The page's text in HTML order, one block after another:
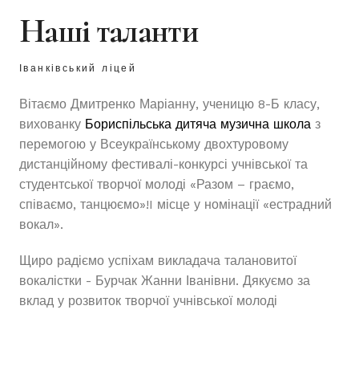
Наші таланти
Іванківський ліцей
Вітаємо Дмитренко Маріанну, ученицю 8-Б класу,
вихованку Бориспільська дитяча музична школа з
перемогою у Всеукраїнському двохтуровому
дистанційному фестивалі-конкурсі учнівської та
студентської творчої молоді «Разом – граємо,
співаємо, танцюємо»!I місце у номінації «естрадний
вокал».
Щиро радіємо успіхам викладача талановитої
вокалістки - Бурчак Жанни Іванівни. Дякуємо за
вклад у розвиток творчої учнівської молоді